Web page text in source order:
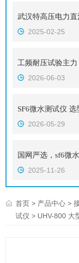
武汉特高压电力
2025-02-25
工频耐压试验主
2026-06-03
2026-05-29
2025-11-26
首页 > 产品中心 >
试仪 > UHV-800 大